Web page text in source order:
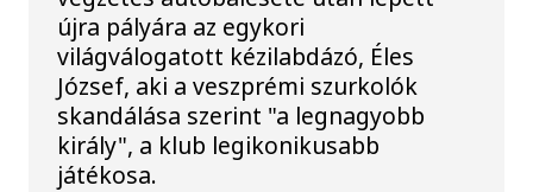
újra pályára az egykori
világválogatott kézilabdázó, Éles
József, aki a veszprémi szurkolók
skandálása szerint "a legnagyobb
király", a klub legikonikusabb
játékosa.